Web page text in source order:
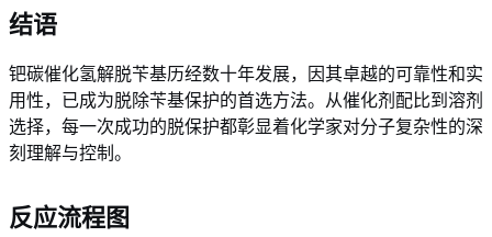
结语
钯碳催化氢解脱苄基历经数十年发展，因其卓越的可靠性和实
用性，已成为脱除苄基保护的首选方法。从催化剂配比到溶剂
选择，每一次成功的脱保护都彰显着化学家对分子复杂性的深
刻理解与控制。
反应流程图